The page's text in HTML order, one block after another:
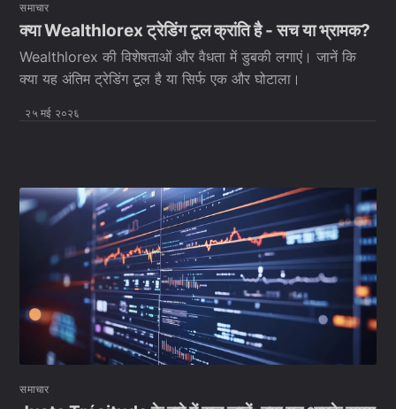
समाचार
क्या Wealthlorex ट्रेडिंग टूल क्रांति है - सच या भ्रामक?
Wealthlorex की विशेषताओं और वैधता में डुबकी लगाएं। जानें कि
क्या यह अंतिम ट्रेडिंग टूल है या सिर्फ एक और घोटाला।
२५ मई २०२६
समाचार